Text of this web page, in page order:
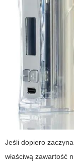
Jeśli dopiero
właściwą zawartość